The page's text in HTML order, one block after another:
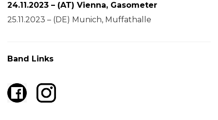
24.11.2023 – (AT) Vienna, Gasometer
25.11.2023 – (DE) Munich, Muffathalle
Band Links